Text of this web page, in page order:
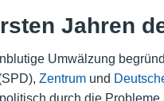
Jahren
Umwälzung
, Zentrumund